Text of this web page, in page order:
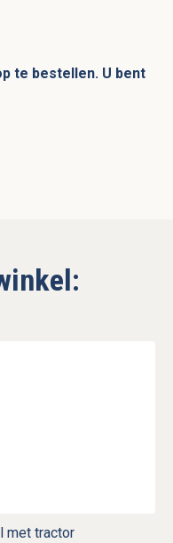
te bestellen. U bent
met tractor